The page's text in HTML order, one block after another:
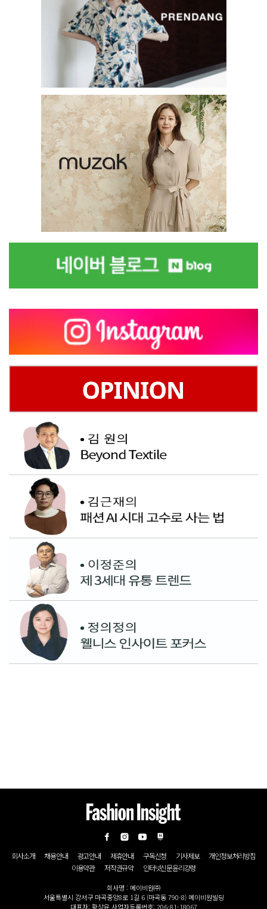
회사소개 채용안내 광고안내 제휴안내 구독신청 기사제보
개인정보처리방침
이용약관
저작권규약 인터넷신문윤리강령
회사명 : 메이비원㈜
서울특별시 강서구 마곡중앙8로 1길 6 (마곡동 790-8) 메이비원빌딩
대표자: 황상윤 사업자등록번호: 206-81-18067